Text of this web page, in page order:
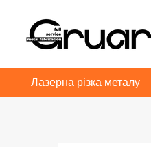
Лазерна різка металу